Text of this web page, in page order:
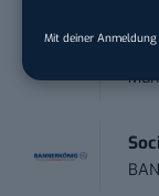
Mit deiner
ZEISS